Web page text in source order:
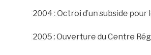
2004 : Octroi d’un subside
2005 : Ouverture du Centre